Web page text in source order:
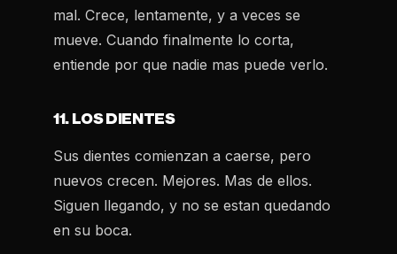
mal. Crece, lentamente, y a veces se
mueve. Cuando finalmente lo corta,
entiende por que nadie mas puede verlo.
11. LOS DIENTES
Sus dientes comienzan a caerse, pero
nuevos crecen. Mejores. Mas de ellos.
Siguen llegando, y no se estan quedando
en su boca.